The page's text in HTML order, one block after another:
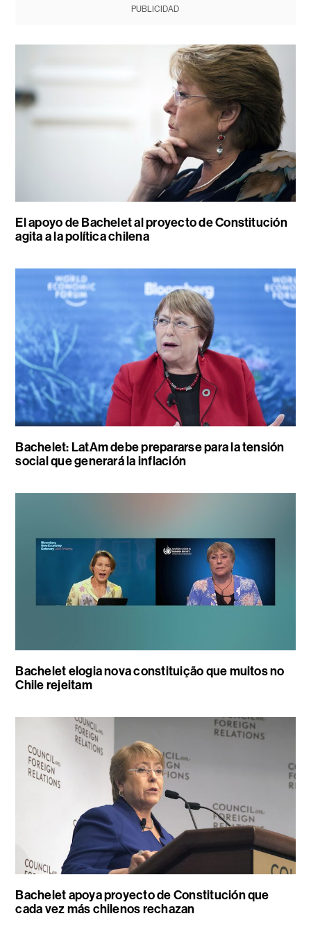
PUBLICIDAD
El apoyo de Bachelet al proyecto de Constitución
agita a la política chilena
Bachelet: LatAm debe prepararse para la tensión
social que generará la inflación
Bachelet elogia nova constituição que muitos no
Chile rejeitam
Bachelet apoya proyecto de Constitución que
cada vez más chilenos rechazan